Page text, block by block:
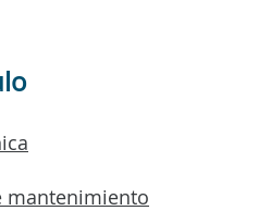
mantenimiento